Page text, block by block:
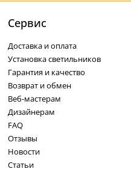
Cервис
Доставка и оплата
Установка светильников
Гарантия и качество
Возврат и обмен
Веб-мастерам
Дизайнерам
FAQ
Отзывы
Новости
Статьи